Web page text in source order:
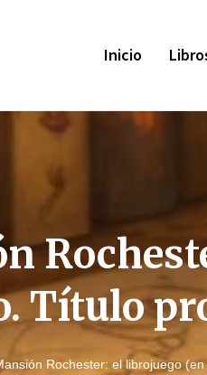
Inicio
Título
Rochester: el librojuego